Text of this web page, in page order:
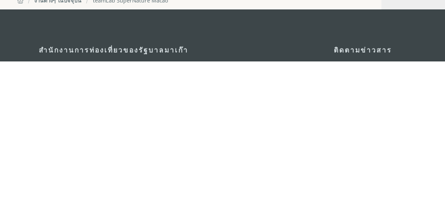
สำนักงานการท่องเที่ยวของรัฐบาลมาเก๊า ติดตามข่าวสาร